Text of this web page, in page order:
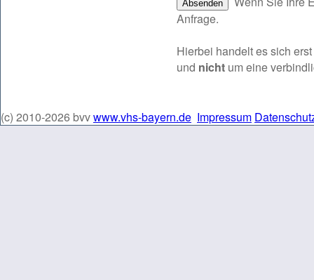
Anfrage.
Hierbei handelt es sich
und nicht um eine
(c) 2010-2026 bvvwww.vhs-bayern.de Impressum